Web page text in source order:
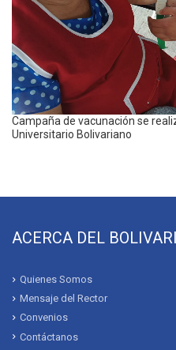
Campaña de vacunación se
Universitario Bolivariano
ACERCA DEL
Quienes Somos
Mensaje del Rector
Convenios
Contáctanos